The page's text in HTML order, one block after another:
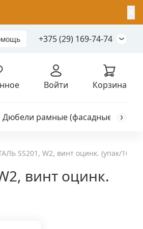
+375 (29) 169-74-74
Войти Корзина
Дюбели рамные (фасадные)
SS201, W2, винт оцинк. (упак/
винт оцинк.